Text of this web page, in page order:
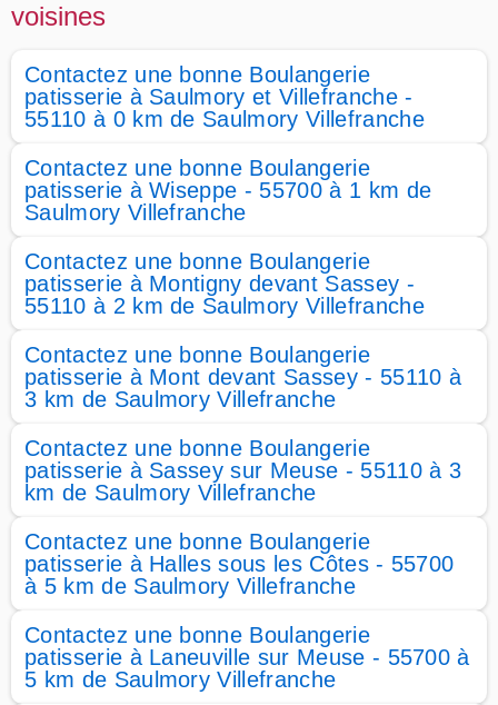
voisines
Contactez une bonne Boulangerie
patisserie à Saulmory et Villefranche -
55110 à 0 km de Saulmory Villefranche
Contactez une bonne Boulangerie
patisserie à Wiseppe - 55700 à 1 km de
Saulmory Villefranche
Contactez une bonne Boulangerie
patisserie à Montigny devant Sassey -
55110 à 2 km de Saulmory Villefranche
Contactez une bonne Boulangerie
patisserie à Mont devant Sassey - 55110 à
3 km de Saulmory Villefranche
Contactez une bonne Boulangerie
patisserie à Sassey sur Meuse - 55110 à 3
km de Saulmory Villefranche
Contactez une bonne Boulangerie
patisserie à Halles sous les Côtes - 55700
à 5 km de Saulmory Villefranche
Contactez une bonne Boulangerie
patisserie à Laneuville sur Meuse - 55700 à
5 km de Saulmory Villefranche